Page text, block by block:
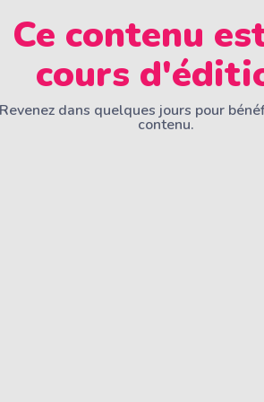
Ce contenu
cours
Revenez dans quelques jours pour
contenu.